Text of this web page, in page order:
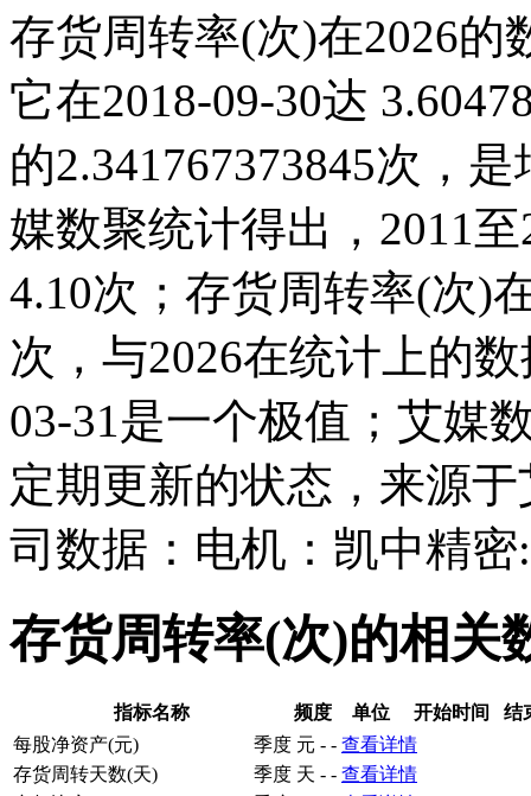
存货周转率(次)在2026的
它在2018-09-30达
的2.341767373845次，
媒数聚统计得出，2011
4.10次；存货周转率(次)
次，与2026在统计上的
03-31是一个极值；艾媒
定期更新的状态，来源
司数据：电机：凯中精
存货周转率(次)的相关
指标名称 频度 单位 开始时间
结
每股净资产(元)
季度 元 - - 查看详情
存货周转天数(天)
季度 天 - - 查看详情